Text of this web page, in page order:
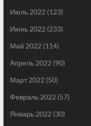
Июль 2022 (123)
Июнь 2022 (233)
Май 2022 (114)
Апрель 2022 (90)
Март 2022 (50)
Февраль 2022 (57)
Январь 2022 (30)